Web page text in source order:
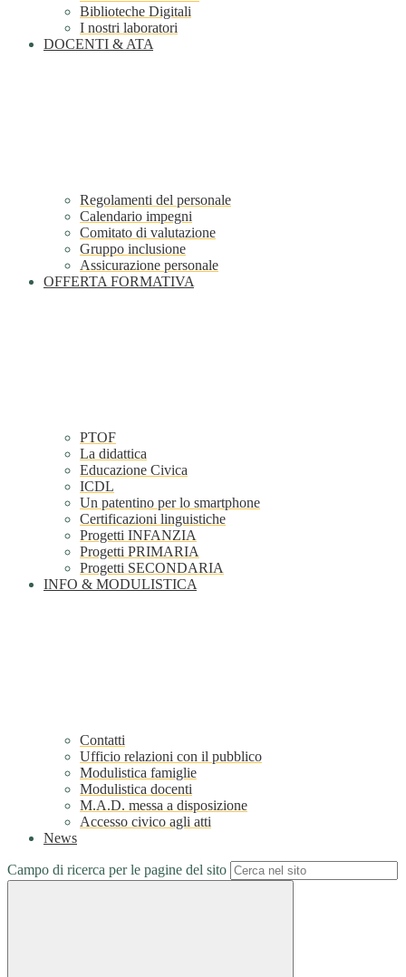
Biblioteche Digitali
I nostri laboratori
DOCENTI & ATA
Regolamenti del personale
Calendario impegni
Comitato di valutazione
Gruppo inclusione
Assicurazione personale
OFFERTA FORMATIVA
PTOF
La didattica
Educazione Civica
ICDL
Un patentino per lo smartphone
Certificazioni linguistiche
Progetti INFANZIA
Progetti PRIMARIA
Progetti SECONDARIA
INFO & MODULISTICA
Contatti
Ufficio relazioni con il pubblico
Modulistica famiglie
Modulistica docenti
M.A.D. messa a disposizione
Accesso civico agli atti
News
Campo di ricerca per le pagine del sito